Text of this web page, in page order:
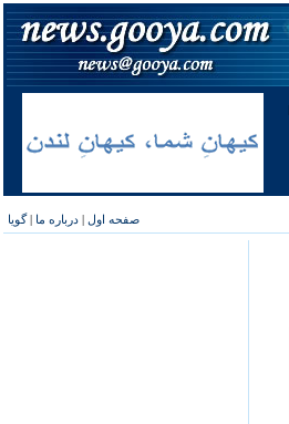
صفحه اول | درباره ما |گویا